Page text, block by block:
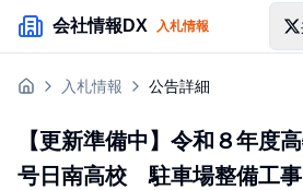
メインコンテンツにスキップ
会社情報DX 入札情報
入札情報
助成金・補助金
入札情報 公告詳細
【更新準備中】令和８年度
号日南高校 駐車場整備工事